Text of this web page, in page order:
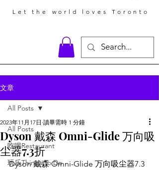
Let the world loves Toronto
文章
All Posts
吃喝Restaurant
玩乐Things To Do
All Posts
Dyson 戴森 Omni-Glide 万向吸
尘器7.3折
2023年11月17日 讀畢需時 1 分鐘
Dyson 戴森 Omni-Glide 万向吸尘器7.3